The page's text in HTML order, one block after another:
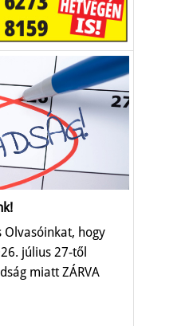
Olvasóinkat, hogy
július 27-től
miatt ZÁRVA